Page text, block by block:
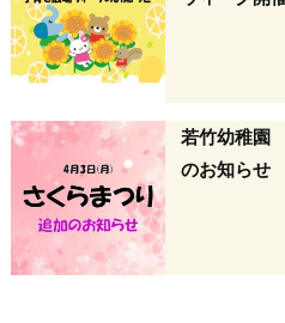
若竹幼稚園
のお知らせ